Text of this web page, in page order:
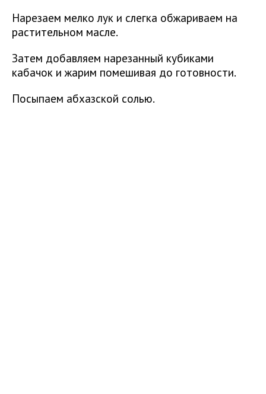
Нарезаем мелко лук и слегка обжариваем на
растительном масле.
Затем добавляем нарезанный кубиками
кабачок и жарим помешивая до готовности.
Посыпаем абхазской солью.